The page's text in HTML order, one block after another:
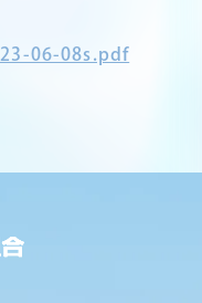
06-08s.pdf